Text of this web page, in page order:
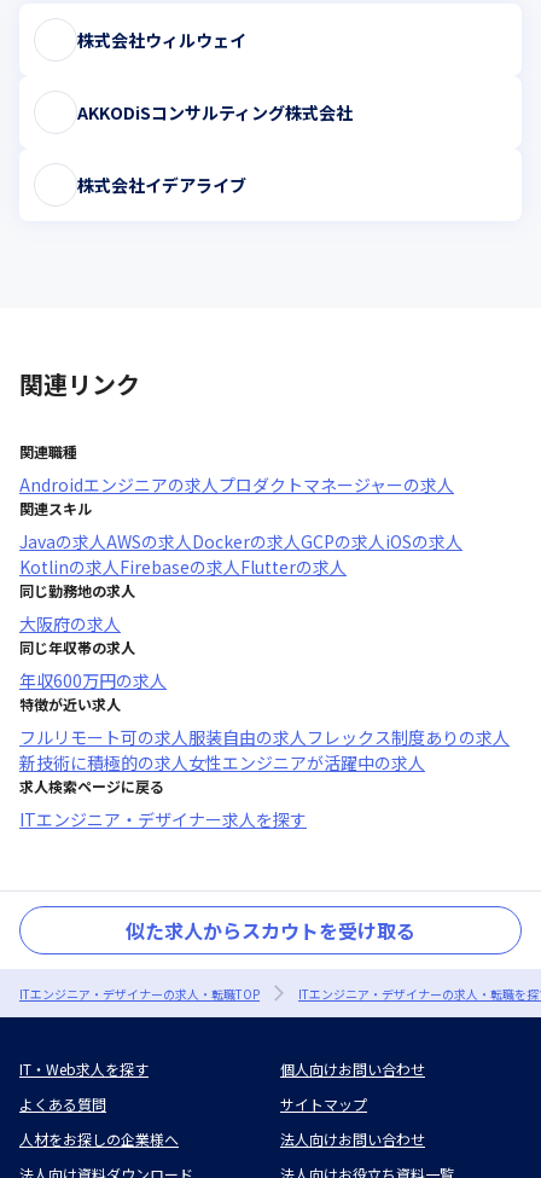
株式会社ウィルウェイ
AKKODiSコンサルティング株式会社
株式会社イデアライブ
関連リンク
関連職種
Androidエンジニアの求人プロダクトマネージャーの求人
関連スキル
Javaの求人AWSの求人Dockerの求人GCPの求人iOSの求人
Kotlinの求人Firebaseの求人Flutterの求人
同じ勤務地の求人
大阪府の求人
同じ年収帯の求人
年収600万円の求人
特徴が近い求人
フルリモート可の求人服装自由の求人フレックス制度あり の求人
新技術に積極的の求人女性エンジニアが活躍中の求人
求人検索ページに戻る
ITエンジニア・デザイナー求人を探す
似た求人からスカウトを受け取る
ITエンジニア・デザイナーの求人・転職TOP ITエンジニア・デザイナーの求人・転職を
IT・Web求人を探す
個人向けお問い合わせ
よくある質問
サイトマップ
人材をお探しの企業様へ
法人向けお問い合わせ
法人向け資料ダウンロード
法人向けお役立ち資料一覧